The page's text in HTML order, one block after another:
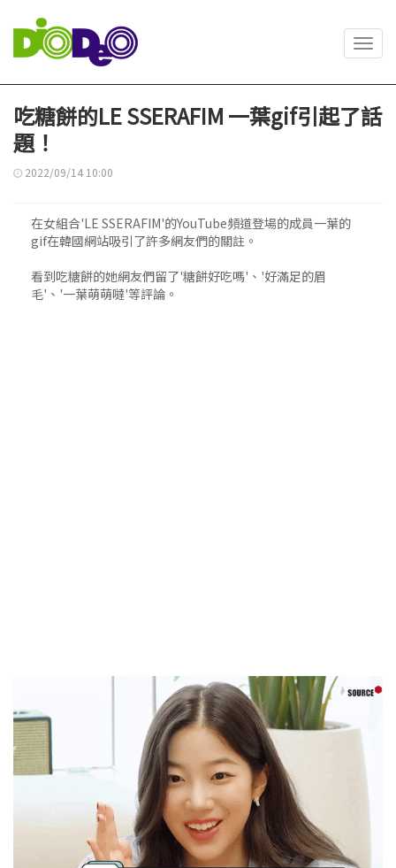
吃糖餅的LE SSERAFIM 一葉gif引起了話
題！
2022/09/14 10:00
在女組合'LE SSERAFIM'的YouTube頻道登場的成員一葉的
gif在韓國網站吸引了許多網友們的關註。
看到吃糖餅的她網友們留了'糖餅好吃嗎'、'好滿足的眉
毛'、'一葉萌萌噠'等評論。